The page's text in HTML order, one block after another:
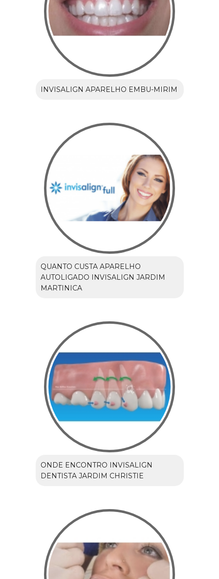
INVISALIGN APARELHO EMBU-MIRIM
QUANTO CUSTA APARELHO
AUTOLIGADO INVISALIGN JARDIM
MARTINICA
ONDE ENCONTRO INVISALIGN
DENTISTA JARDIM CHRISTIE